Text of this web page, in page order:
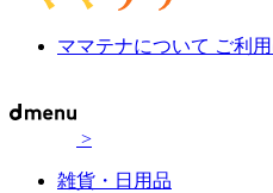
ママテナについて ご利
>
雑貨・日用品